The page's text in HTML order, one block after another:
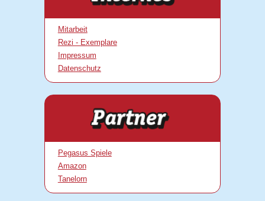
Mitarbeit
Rezi - Exemplare
Impressum
Datenschutz
Pegasus Spiele
Amazon
Tanelorn